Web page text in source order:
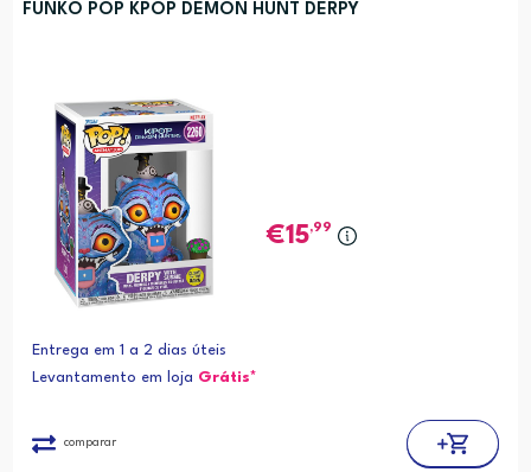
FUNKO POP KPOP DEMON HUNT DERPY
15,99
Entrega em 1 a 2 dias úteis
Levantamento em loja Grátis*
comparar